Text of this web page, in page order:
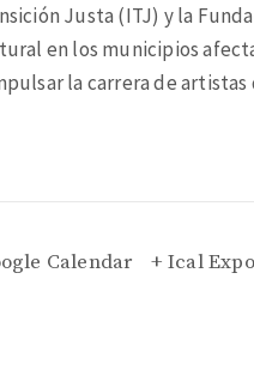
Justa (ITJ) y la
en los municipios
la carrera de
Calendar + Ical